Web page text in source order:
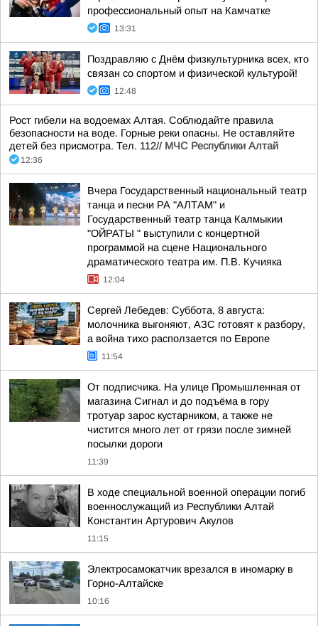
профессиональный опыт на Камчатке
13:31
Поздравляю с Днём физкультурника всех, кто
связан со спортом и физической культурой!
12:48
Рост гибели на водоемах Алтая. Соблюдайте правила
безопасности на воде. Горные реки опасны. Не оставляйте
детей без присмотра. Тел. 112// МЧС Республики Алтай
12:36
Вчера Государственный национальный театр
танца и песни РА "АЛТАМ" и
Государственный театр танца Калмыкии
"ОЙРАТЫ " выступили с концертной
программой на сцене Национального
драматического театра им. П.В. Кучияка
12:04
Сергей Лебедев: Суббота, 8 августа:
молочника выгоняют, АЗС готовят к разбору,
а война тихо расползается по Европе
11:54
От подписчика. На улице Промышленная от
магазина Сигнал и до подъёма в гору
тротуар зарос кустарником, а также не
чистится много лет от грязи после зимней
посылки дороги
11:39
В ходе специальной военной операции погиб
военнослужащий из Республики Алтай
Константин Артурович Акулов
11:15
Электросамокатчик врезался в иномарку в
Горно-Алтайске
10:16